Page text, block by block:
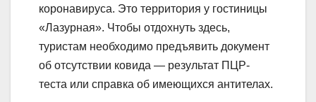
коронавируса. Это территория у гостиницы
«Лазурная». Чтобы отдохнуть здесь,
туристам необходимо предъявить документ
об отсутствии ковида — результат ПЦР-
теста или справка об имеющихся антителах.